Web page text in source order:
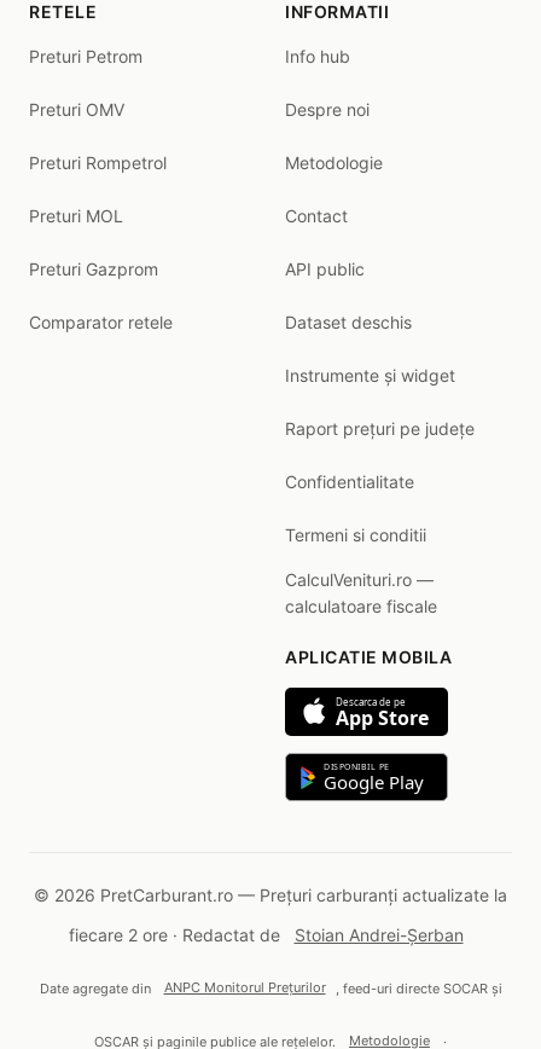
RETELE
Preturi Petrom
Preturi OMV
Preturi Rompetrol
Preturi MOL
Preturi Gazprom
Comparator retele
INFORMATII
Info hub
Despre noi
Metodologie
Contact
API public
Dataset deschis
Instrumente și widget
Raport prețuri pe județe
Confidentialitate
Termeni si conditii
CalculVenituri.ro —
calculatoare fiscale
APLICATIE MOBILA
Descarca de pe
App Store
DISPONIBIL PE
Google Play
© 2026 PretCarburant.ro — Prețuri carburanți actualizate la
fiecare 2 ore · Redactat de
Stoian Andrei-Șerban
Date agregate din ANPC Monitorul Prețurilor , feed-uri directe SOCAR și
OSCAR și paginile publice ale rețelelor. Metodologie ·